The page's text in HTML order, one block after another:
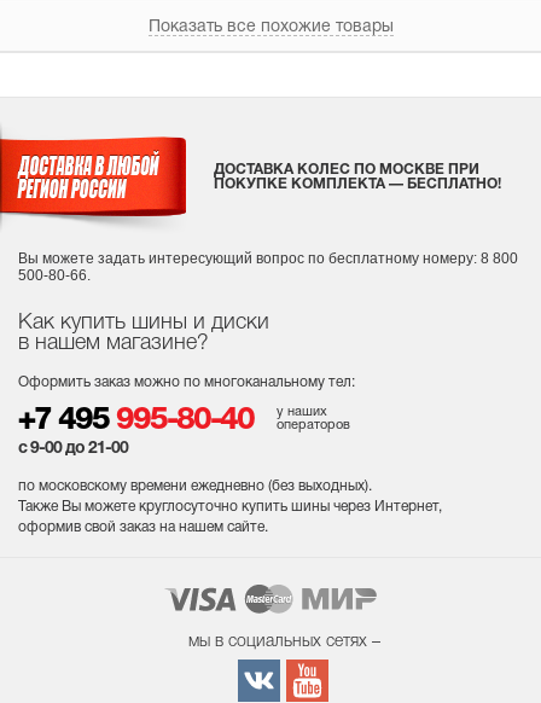
Показать все похожие товары
Как купить шины и диски
в нашем магазине?
Оформить заказ можно по многоканальному тел:
+7 495 995-80-40
у наших
операторов
с 9-00 до 21-00
по московскому времени ежедневно (без выходных).
Также Вы можете круглосуточно купить шины через Интернет,
оформив свой заказ на нашем сайте.
ДОСТАВКА КОЛЕС ПО МОСКВЕ ПРИ
ПОКУПКЕ КОМПЛЕКТА — БЕСПЛАТНО!
Вы можете задать интересующий вопрос по бесплатному номеру: 8 800
500-80-66.
мы в социальных сетях –